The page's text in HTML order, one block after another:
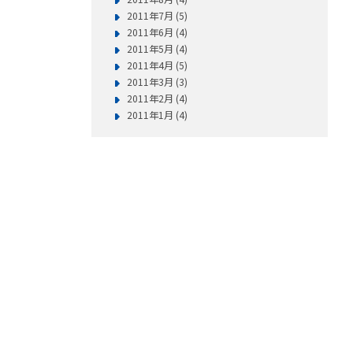
2011年7月 (5)
2011年6月 (4)
2011年5月 (4)
2011年4月 (5)
2011年3月 (3)
2011年2月 (4)
2011年1月 (4)